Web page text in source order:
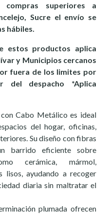
superiores a
Sucre el envío se
hábiles.
estos productos aplica
y Municipios cercanos
fuera de los limites por
del despacho *Aplica
Cabo Metálico es ideal
del hogar, oficinas,
Su diseño con fibras
barrido eficiente sobre
cerámica, mármol,
lisos, ayudando a recoger
diaria sin maltratar el
plumada ofrecen